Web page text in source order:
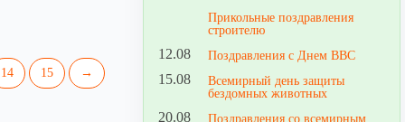
14 15 →
Прикольные поздравления
строителю
12.08 Поздравления с Днем ВВС
15.08
Всемирный день защиты
бездомных животных
20.08
Поздравления со всемирным